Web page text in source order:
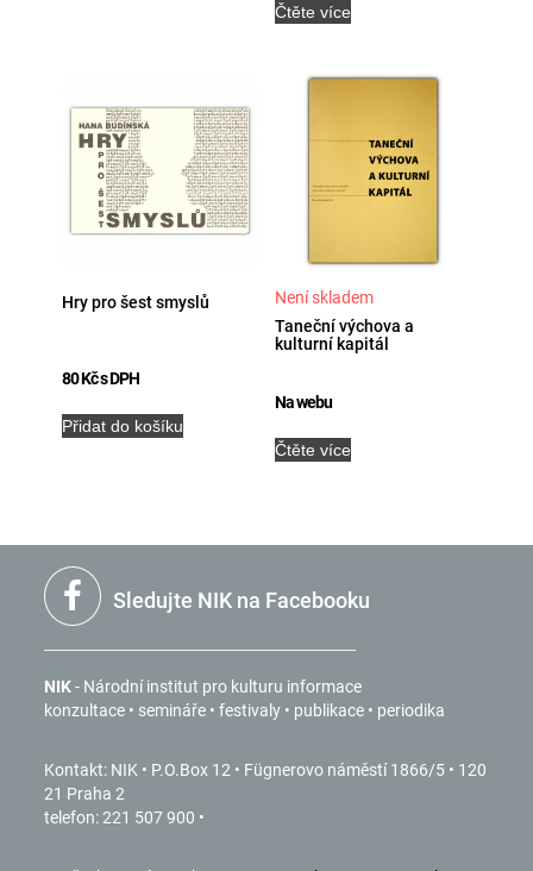
Čtěte více
Hry pro šest smyslů
80Kčs DPH
Přidat do košíku
Není skladem
Taneční výchova a
kulturní kapitál
Na webu
Čtěte více
Sledujte NIK na Facebooku
NIK- Národní institut pro kulturu informace
konzultace • semináře • festivaly • publikace • periodika
Kontakt: NIK • P.O.Box 12 • Fügnerovo náměstí 1866/5 • 120
21 Praha 2
telefon: 221 507 900 •